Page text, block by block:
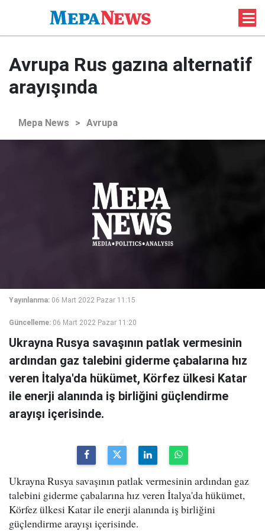
Avrupa Rus gazına alternatif
arayışında
Mepa News > Avrupa
Yayınlanma: 06 Mart 2022 Pazar 11:15
Güncelleme: 06 Mart 2022 Pazar 11:20
Ukrayna Rusya savaşının patlak vermesinin
ardından gaz talebini giderme çabalarına hız
veren İtalya'da hükümet, Körfez ülkesi Katar
ile enerji alanında iş birliğini güçlendirme
arayışı içerisinde.
Ukrayna Rusya savaşının patlak vermesinin ardından gaz
talebini giderme çabalarına hız veren İtalya'da hükümet,
Körfez ülkesi Katar ile enerji alanında iş birliğini
güçlendirme arayışı içerisinde.